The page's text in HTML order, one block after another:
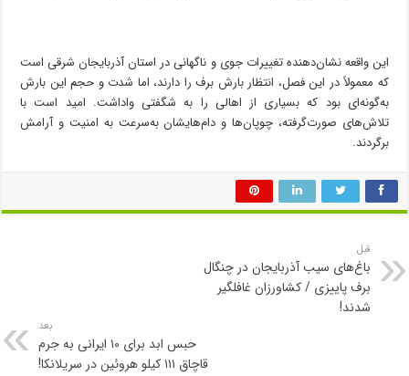
این واقعه نشان‌دهنده تغییرات جوی و ناگهانی در استان آذربایجان شرقی است
که معمولاً در این فصل، انتظار بارش برف را دارند، اما شدت و حجم این بارش
به‌گونه‌ای بود که بسیاری از اهالی را به شگفتی واداشت. امید است با
تلاش‌های صورت‌گرفته، چوپان‌ها و دام‌هایشان به‌سرعت به امنیت و آرامش
برگردند.
قبل
باغ‌های سیب آذربایجان در چنگال
برف پاییزی / کشاورزان غافلگیر
شدند!
بعد
حبس ابد برای ۱۰ ایرانی به جرم
قاچاق ۱۱۱ کیلو هروئین در سریلانکا!